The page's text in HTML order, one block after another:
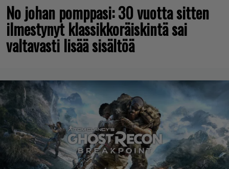
No johan pomppasi: 30 vuotta sitten
ilmestynyt klassikkoräiskintä sai
valtavasti lisää sisältöä